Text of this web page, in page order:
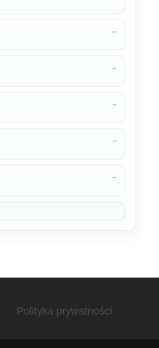
→
→
→
→
→
Polityka prywatności